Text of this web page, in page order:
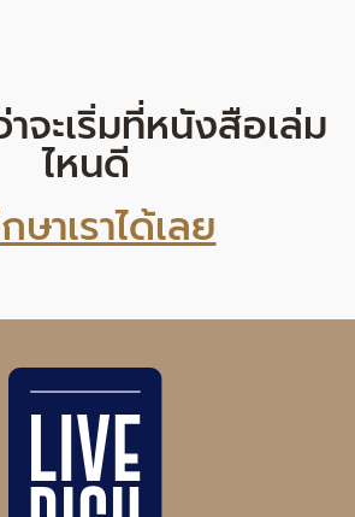
จะเริ่มที่หนังสือเล่ม
ไหนดี
ษาเราได้เลย